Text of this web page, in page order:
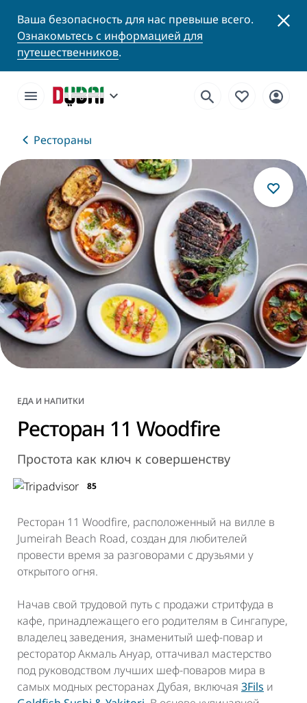
Ваша безопасность для нас превыше всего.
Ознакомьтесь с информацией для
путешественников.
Рестораны
ЕДА И НАПИТКИ
Ресторан 11 Woodfire
Простота как ключ к совершенству
85
Ресторан 11 Woodfire, расположенный на вилле в
Jumeirah Beach Road, создан для любителей
провести время за разговорами с друзьями у
открытого огня.
Начав свой трудовой путь с продажи стритфуда в
кафе, принадлежащего его родителям в Сингапуре,
владелец заведения, знаменитый шеф-повар и
ресторатор Акмаль Ануар, оттачивал мастерство
под руководством лучших шеф-поваров мира в
самых модных ресторанах Дубая, включая 3Fils и